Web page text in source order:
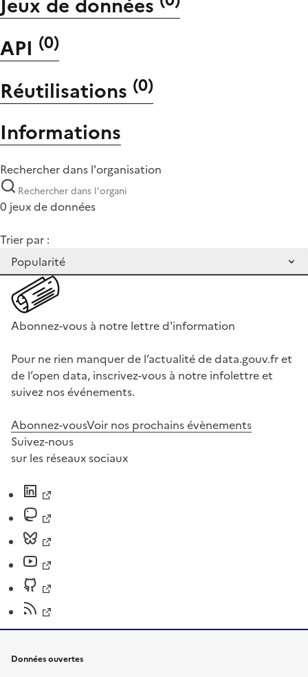
API (0)
Réutilisations (0)
Informations
Rechercher dans l'organisation
0 jeux de données
Trier par :
Abonnez-vous à notre lettre d'information
Pour ne rien manquer de l’actualité de data.gouv.fr et
de l’open data, inscrivez-vous à notre infolettre et
suivez nos événements.
Abonnez-vousVoir nos prochains évènements
Suivez-nous
sur les réseaux sociaux
Données ouvertes